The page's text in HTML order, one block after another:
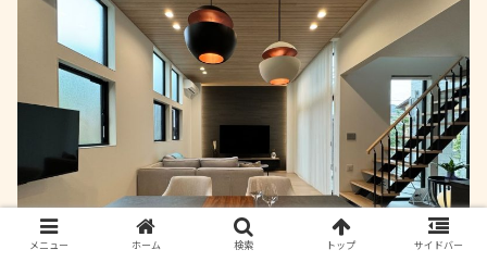
メニュー ホーム 検索 トップ サイドバー